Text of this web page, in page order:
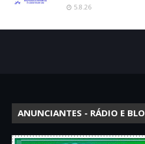
5.8.26
ANUNCIANTES - RÁDIO E